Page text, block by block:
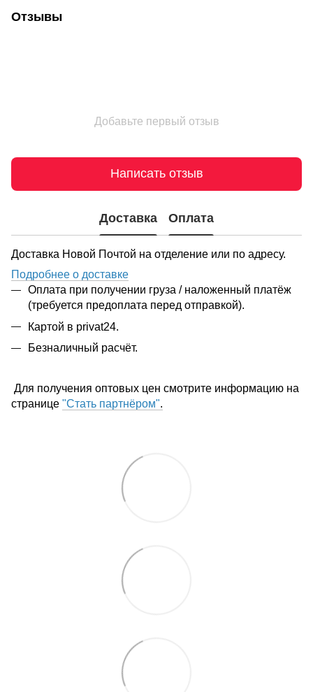
Отзывы
Добавьте первый отзыв
Написать отзыв
Доставка Оплата
Доставка Новой Почтой на отделение или по адресу.
Подробнее о доставке
Оплата при получении груза / наложенный платёж
(требуется предоплата перед отправкой).
Картой в privat24.
Безналичный расчёт.
Для получения оптовых цен смотрите информацию на
странице "Стать партнёром".